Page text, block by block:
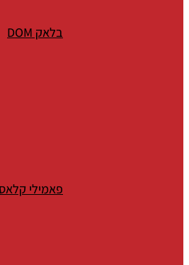
בלאק DOM
פאמילי